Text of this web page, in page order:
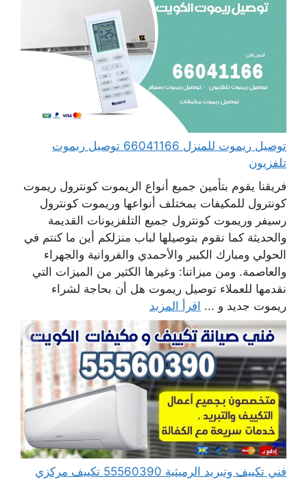
توصيل ريموت للمنزل 66041166 توصيل ريموت
تلفزيون
فريقنا يقوم بتأمين جميع أنواع الريموت كونترول ريموت
كونترول للمكيفات بمختلف أنواعها وريموت كونترول
رسيفر وريموت كونترول جميع التلفزيونات القديمة
والحديثة كما نقوم بتوصيلها لباب منزلكم أين ما كنتم في
الحولي ومبارك الكبير والأحمدي والفروانية والجهراء
والعاصمة. ومن ميزاتنا: وغيرها الكثير من الميزات التي
نقدمها للعملاء توصيل ريموت هل أن بحاجة لشراء
ريموت جديد و ... اقرأ المزيد
فني تكييف وتبريد الرميثية 55560390 تكييف مركزي